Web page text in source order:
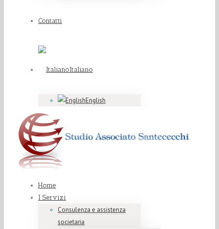
Contatti
Italiano
English
Home
I Servizi
Consulenza e assistenza
societaria